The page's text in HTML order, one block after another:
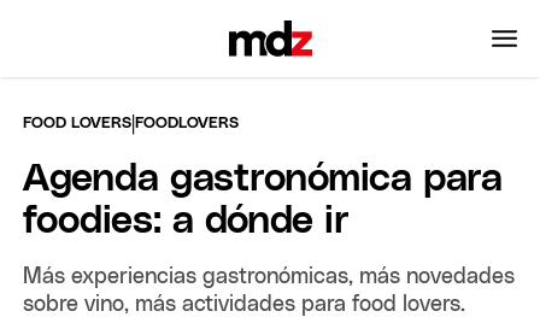
FOOD LOVERS |FOODLOVERS
Agenda gastronómica para
foodies: a dónde ir
Más experiencias gastronómicas, más novedades
sobre vino, más actividades para food lovers.